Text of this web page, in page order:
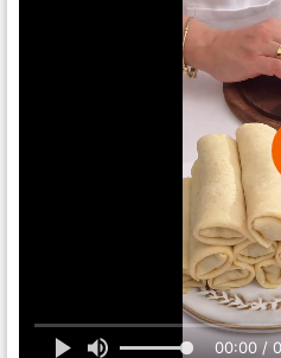
00:00 /